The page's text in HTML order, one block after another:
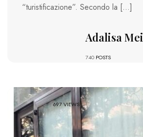
“turistificazione”. Secondo la […]
Adalisa Mei
740 POSTS
697 VIEWS